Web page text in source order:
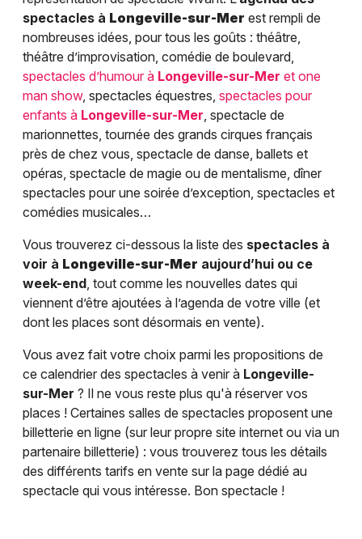
spectacles à Longeville-sur-Mer est rempli de
nombreuses idées, pour tous les goûts : théâtre,
théâtre d’improvisation, comédie de boulevard,
spectacles d’humour à Longeville-sur-Mer et one
man show, spectacles équestres, spectacles pour
enfants à Longeville-sur-Mer, spectacle de
marionnettes, tournée des grands cirques français
près de chez vous, spectacle de danse, ballets et
opéras, spectacle de magie ou de mentalisme, dîner
spectacles pour une soirée d’exception, spectacles et
comédies musicales…
Vous trouverez ci-dessous la liste des spectacles à
voir à Longeville-sur-Mer aujourd’hui ou ce
week-end, tout comme les nouvelles dates qui
viennent d’être ajoutées à l’agenda de votre ville (et
dont les places sont désormais en vente).
Vous avez fait votre choix parmi les propositions de
ce calendrier des spectacles à venir à Longeville-
sur-Mer ? Il ne vous reste plus qu'à réserver vos
places ! Certaines salles de spectacles proposent une
billetterie en ligne (sur leur propre site internet ou via un
partenaire billetterie) : vous trouverez tous les détails
des différents tarifs en vente sur la page dédié au
spectacle qui vous intéresse. Bon spectacle !